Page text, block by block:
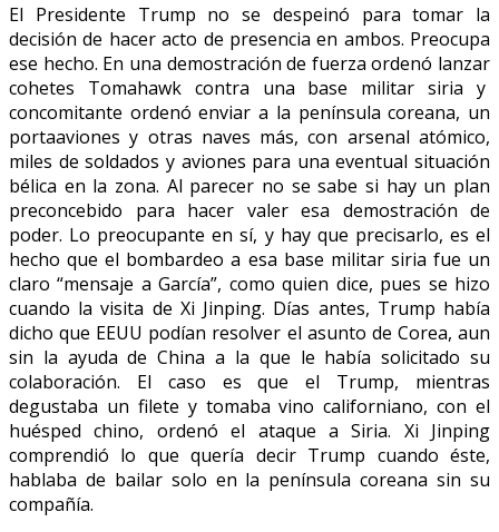
El Presidente Trump no se despeinó para tomar la
decisión de hacer acto de presencia en ambos. Preocupa
ese hecho. En una demostración de fuerza ordenó lanzar
cohetes Tomahawk contra una base militar siria y
concomitante ordenó enviar a la península coreana, un
portaaviones y otras naves más, con arsenal atómico,
miles de soldados y aviones para una eventual situación
bélica en la zona. Al parecer no se sabe si hay un plan
preconcebido para hacer valer esa demostración de
poder. Lo preocupante en sí, y hay que precisarlo, es el
hecho que el bombardeo a esa base militar siria fue un
claro “mensaje a García”, como quien dice, pues se hizo
cuando la visita de Xi Jinping. Días antes, Trump había
dicho que EEUU podían resolver el asunto de Corea, aun
sin la ayuda de China a la que le había solicitado su
colaboración. El caso es que el Trump, mientras
degustaba un filete y tomaba vino californiano, con el
huésped chino, ordenó el ataque a Siria. Xi Jinping
comprendió lo que quería decir Trump cuando éste,
hablaba de bailar solo en la península coreana sin su
compañía.